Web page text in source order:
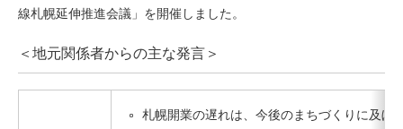
線札幌延伸推進会議」を開催しました。
＜地元関係者からの主な発言＞
札幌開業の遅れは、今後のまちづくりに及ぼ